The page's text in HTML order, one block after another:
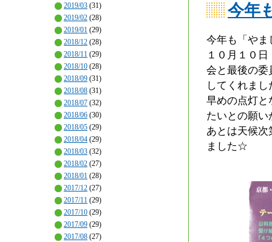
2019/03 (31)
2019/02 (28)
2019/01 (29)
2018/12 (28)
2018/11 (29)
2018/10 (28)
2018/09 (31)
2018/08 (31)
2018/07 (32)
2018/06 (30)
2018/05 (29)
2018/04 (29)
2018/03 (32)
2018/02 (27)
2018/01 (28)
2017/12 (27)
2017/11 (29)
2017/10 (29)
2017/09 (29)
2017/08 (27)
今年
今年も「やま
１０月１０
会と最後の委
してくれま
早めの点灯と
たいとの願
あとは天候
ました☆